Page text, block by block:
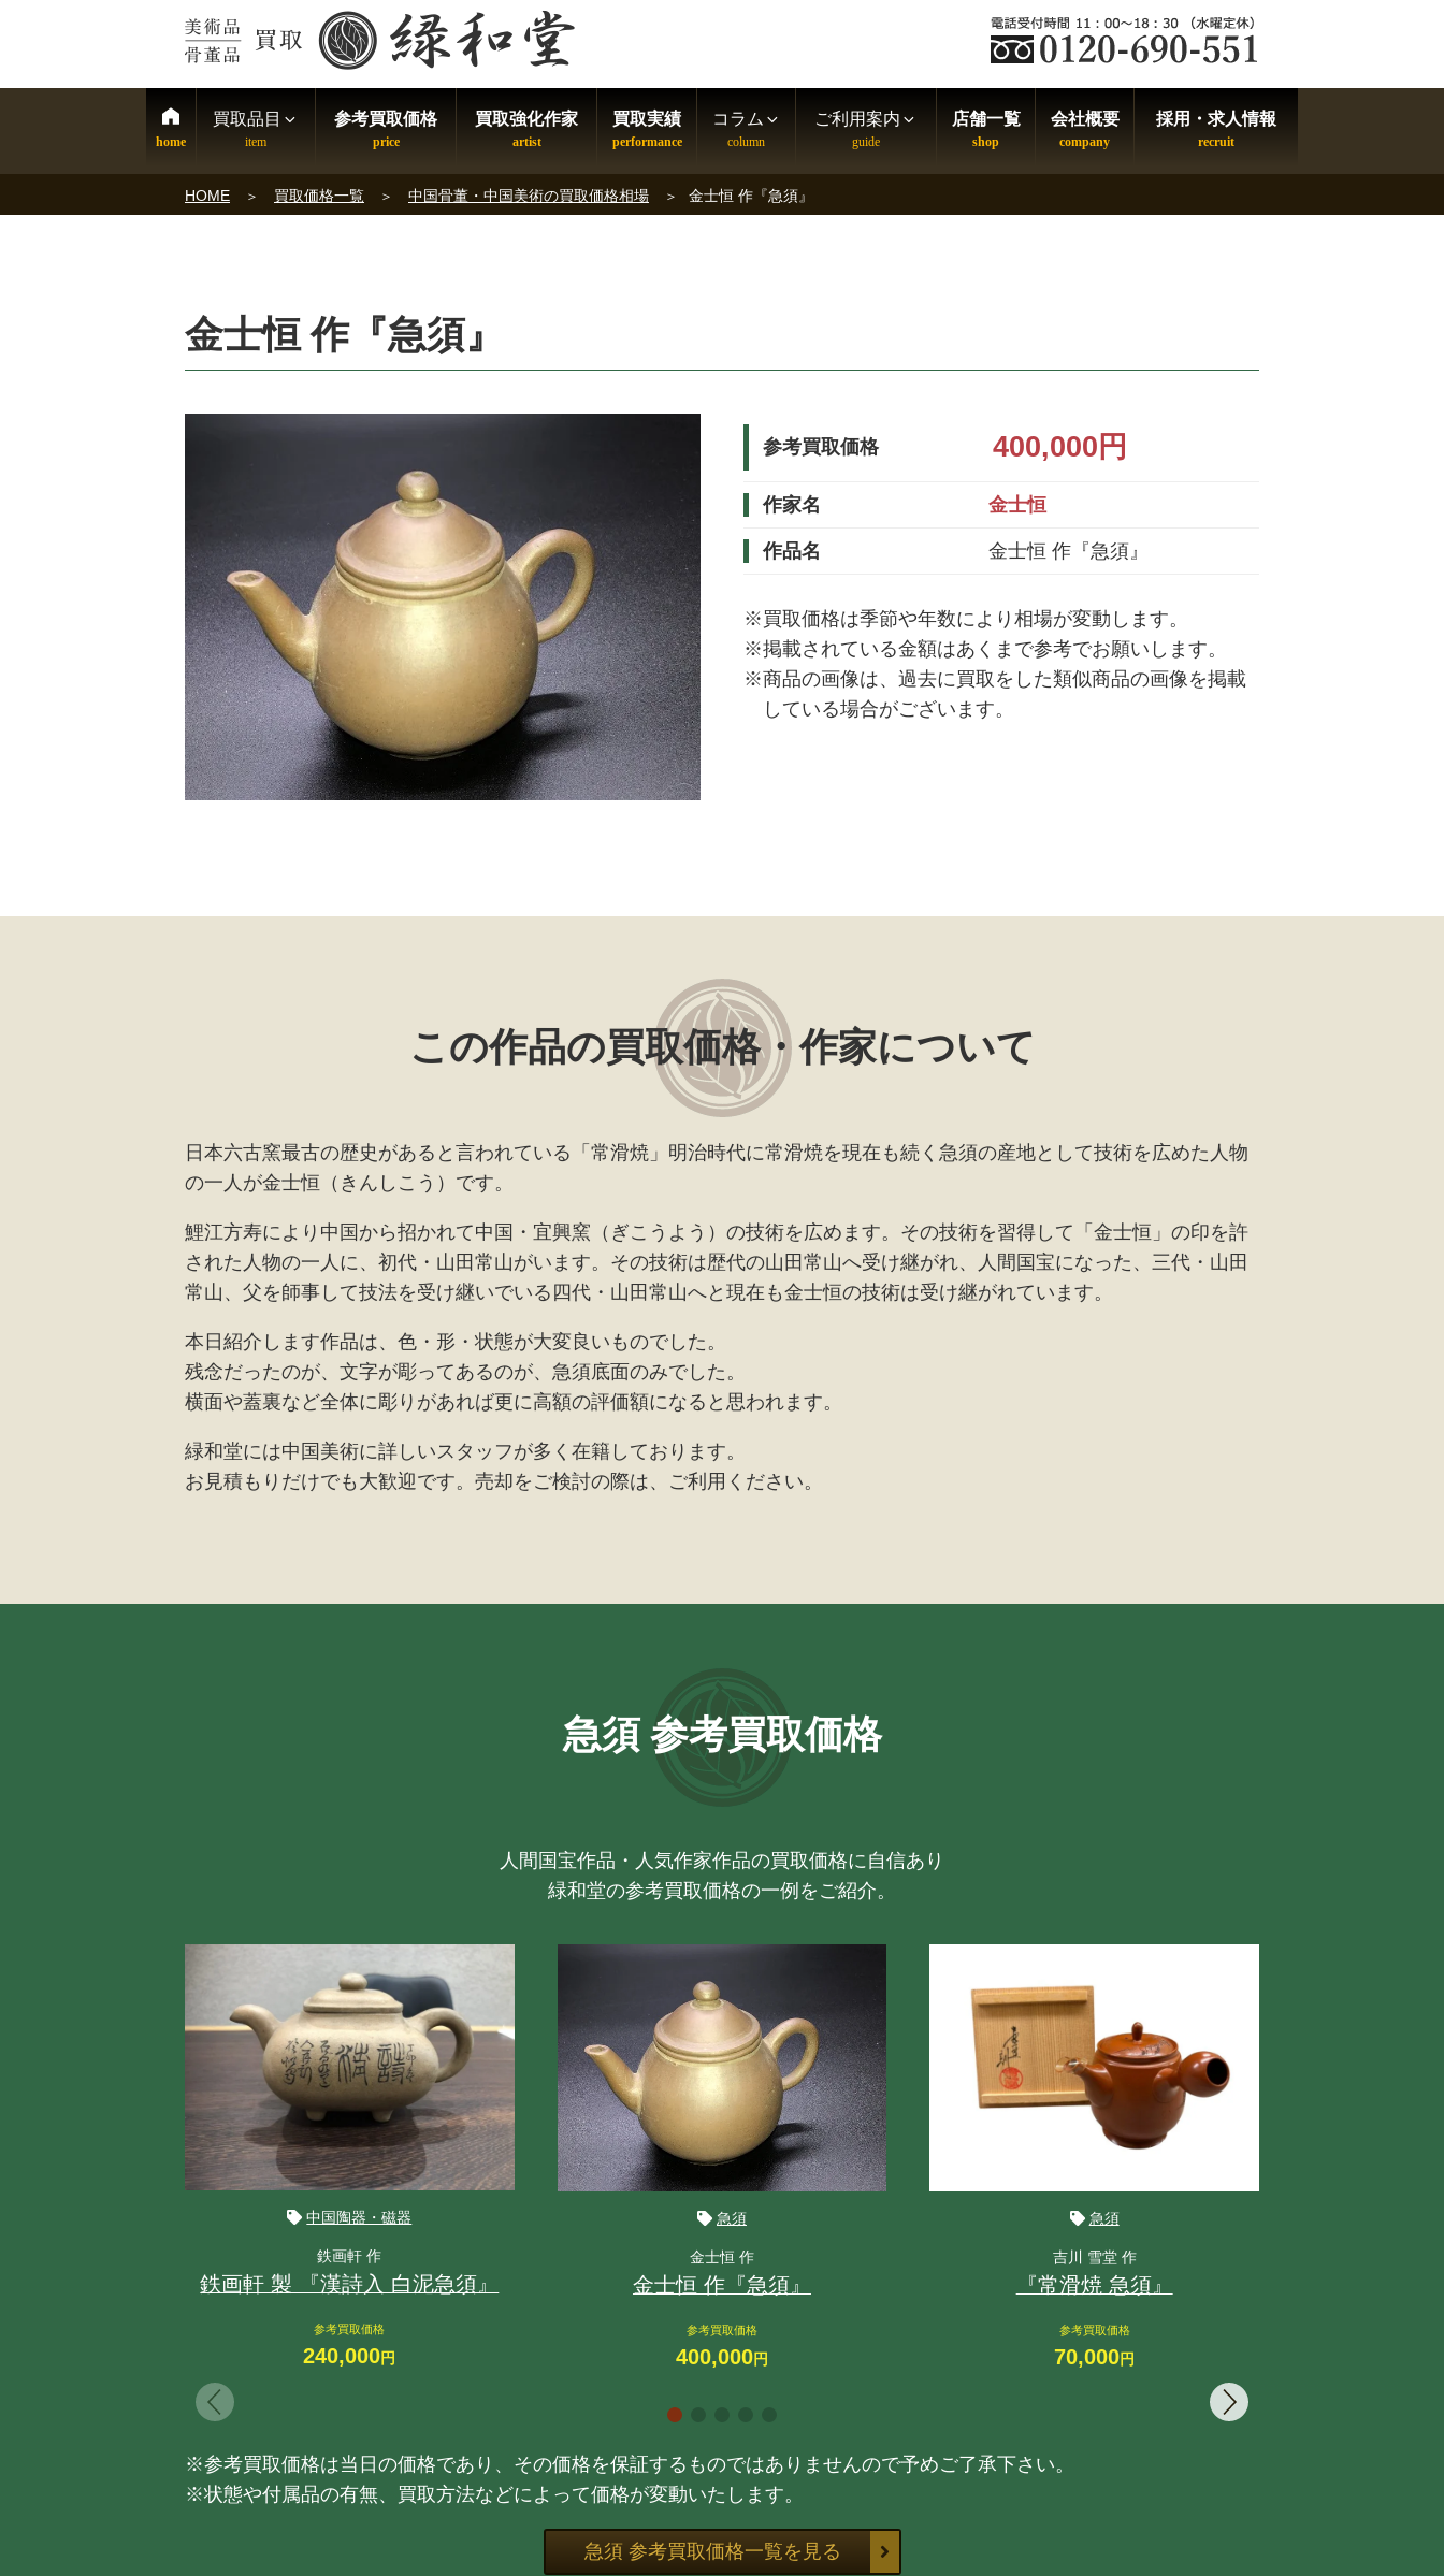
買取品目 参考買取価格 買取強化作家 買取実績 コラム ご利用案内 店舗一覧 会社概要 採用・求人情報
HOME 買取価格一覧 中国骨董・中国美術の買取価格相場 金士恒 作『急須』
金士恒 作『急須』
参考買取価格 400,000円
作家名 金士恒
作品名 金士恒 作『急須』
※買取価格は季節や年数により相場が変動します。
※掲載されている金額はあくまで参考でお願いします。
※商品の画像は、過去に買取をした類似商品の画像を掲載
している場合がございます。
この作品の買取価格・作家について
日本六古窯最古の歴史があると言われている「常滑焼」明治時代に常滑焼を現在も続く急須の産地として技術を広めた人物
の一人が金士恒（きんしこう）です。
鯉江方寿により中国から招かれて中国・宜興窯（ぎこうよう）の技術を広めます。その技術を習得して「金士恒」の印を許
された人物の一人に、初代・山田常山がいます。その技術は歴代の山田常山へ受け継がれ、人間国宝になった、三代・山田
常山、父を師事して技法を受け継いでいる四代・山田常山へと現在も金士恒の技術は受け継がれています。
本日紹介します作品は、色・形・状態が大変良いものでした。
残念だったのが、文字が彫ってあるのが、急須底面のみでした。
横面や蓋裏など全体に彫りがあれば更に高額の評価額になると思われます。
緑和堂には中国美術に詳しいスタッフが多く在籍しております。
お見積もりだけでも大歓迎です。売却をご検討の際は、ご利用ください。
急須 参考買取価格
人間国宝作品・人気作家作品の買取価格に自信あり
緑和堂の参考買取価格の一例をご紹介。
中国陶器・磁器
鉄画軒 作
鉄画軒 製 『漢詩入 白泥急須』
参考買取価格
240,000円
急須
金士恒 作
金士恒 作『急須』
参考買取価格
400,000円
急須
吉川 雪堂 作
『常滑焼 急須』
参考買取価格
70,000円
※参考買取価格は当日の価格であり、その価格を保証するものではありませんので予めご了承下さい。
※状態や付属品の有無、買取方法などによって価格が変動いたします。
急須 参考買取価格一覧を見る